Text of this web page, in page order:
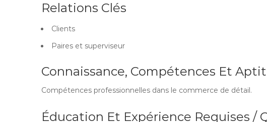
Relations Clés
Clients
Paires et superviseur
Connaissance, Compétences Et
Compétences professionnelles dans le commerce de détail.
Éducation Et Expérience Requises /